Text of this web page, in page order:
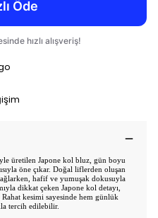
üretilen Japone kol bluz, gün boyu
öne çıkar. Doğal liflerden oluşan
hafif ve yumuşak dokusuyla
dikkat çeken Japone kol detayı,
kesimi sayesinde hem günlük
tercih edilebilir.